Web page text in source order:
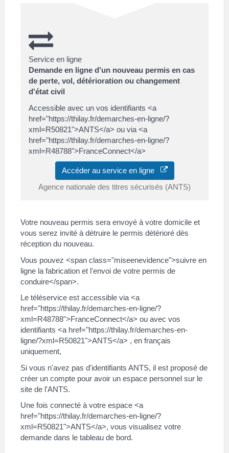
Service en ligne
Demande en ligne d'un nouveau permis en cas
de perte, vol, détérioration ou changement
d'état civil
Accessible avec un vos identifiants <a
href="https://thilay.fr/demarches-en-ligne/?
xml=R50821">ANTS</a> ou via <a
href="https://thilay.fr/demarches-en-ligne/?
xml=R48788">FranceConnect</a>
Accéder au service en ligne
Agence nationale des titres sécurisés (ANTS)
Votre nouveau permis sera envoyé à votre domicile et
vous serez invité à détruire le permis détérioré dès
réception du nouveau.
Vous pouvez <span class="miseenevidence">suivre en
ligne la fabrication et l'envoi de votre permis de
conduire</span>.
Le téléservice est accessible via <a
href="https://thilay.fr/demarches-en-ligne/?
xml=R48788">FranceConnect</a> ou avec vos
identifiants <a href="https://thilay.fr/demarches-en-
ligne/?xml=R50821">ANTS</a> , en français
uniquement,
Si vous n'avez pas d'identifiants ANTS, il est proposé de
créer un compte pour avoir un espace personnel sur le
site de l'ANTS.
Une fois connecté à votre espace <a
href="https://thilay.fr/demarches-en-ligne/?
xml=R50821">ANTS</a>, vous visualisez votre
demande dans le tableau de bord.